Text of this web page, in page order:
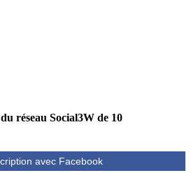
réseau Social3W de 10